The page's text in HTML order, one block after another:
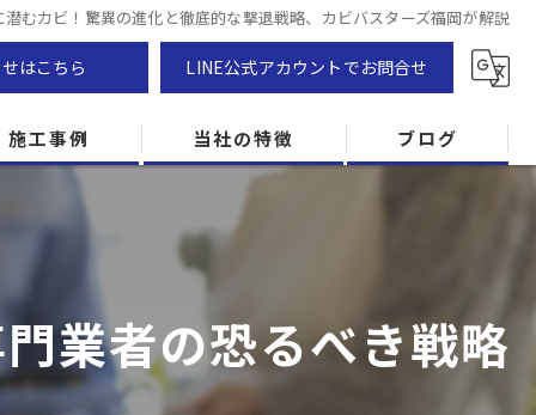
むカビ！驚異の進化と徹底的な撃退戦略、カビバスターズ福岡が解説
はこちら LINE公式アカウントでお問合せ
施工事例 当社の特徴
防カビ
カビ専門
ZEH住宅
ブログ
業者の恐るべき戦略